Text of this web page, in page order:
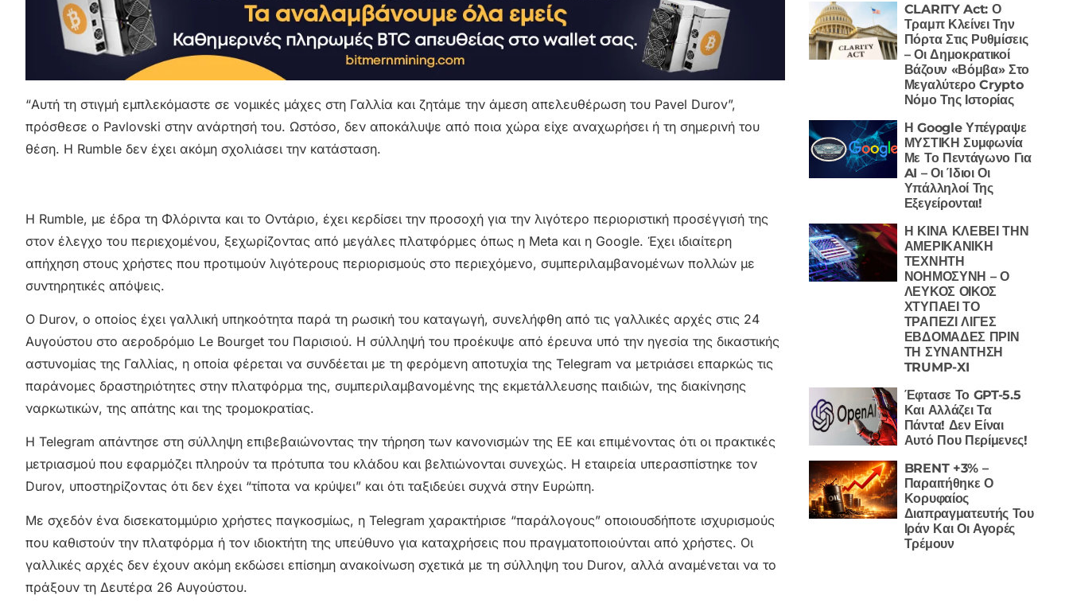
“Αυτή τη στιγμή εμπλεκόμαστε σε νομικές μάχες στη Γαλλία και ζητάμε την άμεση απελευθέρωση του Pavel Durov”,
πρόσθεσε ο Pavlovski στην ανάρτησή του. Ωστόσο, δεν αποκάλυψε από ποια χώρα είχε αναχωρήσει ή τη σημερινή του
θέση. Η Rumble δεν έχει ακόμη σχολιάσει την κατάσταση.
Η Rumble, με έδρα τη Φλόριντα και το Οντάριο, έχει κερδίσει την προσοχή για την λιγότερο περιοριστική προσέγγισή της
στον έλεγχο του περιεχομένου, ξεχωρίζοντας από μεγάλες πλατφόρμες όπως η Meta και η Google. Έχει ιδιαίτερη
απήχηση στους χρήστες που προτιμούν λιγότερους περιορισμούς στο περιεχόμενο, συμπεριλαμβανομένων πολλών με
συντηρητικές απόψεις.
Ο Durov, ο οποίος έχει γαλλική υπηκοότητα παρά τη ρωσική του καταγωγή, συνελήφθη από τις γαλλικές αρχές στις 24
Αυγούστου στο αεροδρόμιο Le Bourget του Παρισιού. Η σύλληψή του προέκυψε από έρευνα υπό την ηγεσία της δικαστικής
αστυνομίας της Γαλλίας, η οποία φέρεται να συνδέεται με τη φερόμενη αποτυχία της Telegram να μετριάσει επαρκώς τις
παράνομες δραστηριότητες στην πλατφόρμα της, συμπεριλαμβανομένης της εκμετάλλευσης παιδιών, της διακίνησης
ναρκωτικών, της απάτης και της τρομοκρατίας.
Η Telegram απάντησε στη σύλληψη επιβεβαιώνοντας την τήρηση των κανονισμών της ΕΕ και επιμένοντας ότι οι πρακτικές
μετριασμού που εφαρμόζει πληρούν τα πρότυπα του κλάδου και βελτιώνονται συνεχώς. Η εταιρεία υπερασπίστηκε τον
Durov, υποστηρίζοντας ότι δεν έχει “τίποτα να κρύψει” και ότι ταξιδεύει συχνά στην Ευρώπη.
Με σχεδόν ένα δισεκατομμύριο χρήστες παγκοσμίως, η Telegram χαρακτήρισε “παράλογους” οποιουσδήποτε ισχυρισμούς
που καθιστούν την πλατφόρμα ή τον ιδιοκτήτη της υπεύθυνο για καταχρήσεις που πραγματοποιούνται από χρήστες. Οι
γαλλικές αρχές δεν έχουν ακόμη εκδώσει επίσημη ανακοίνωση σχετικά με τη σύλληψη του Durov, αλλά αναμένεται να το
πράξουν τη Δευτέρα 26 Αυγούστου.
CLARITY Act: Ο
Τραμπ Κλείνει Την
Πόρτα Στις Ρυθμίσεις
– Οι Δημοκρατικοί
Βάζουν «Βόμβα» Στο
Μεγαλύτερο Crypto
Νόμο Της Ιστορίας
Η Google Υπέγραψε
ΜΥΣΤΙΚΗ Συμφωνία
Με Το Πεντάγωνο Για
AI – Οι Ίδιοι Οι
Υπάλληλοί Της
Εξεγείρονται!
Η ΚΙΝΑ ΚΛΕΒΕΙ ΤΗΝ
ΑΜΕΡΙΚΑΝΙΚΗ
ΤΕΧΝΗΤΗ
ΝΟΗΜΟΣΥΝΗ – Ο
ΛΕΥΚΟΣ ΟΙΚΟΣ
ΧΤΥΠΑΕΙ ΤΟ
ΤΡΑΠΕΖΙ ΛΙΓΕΣ
ΕΒΔΟΜΑΔΕΣ ΠΡΙΝ
ΤΗ ΣΥΝΑΝΤΗΣΗ
TRUMP-XI
Έφτασε Το GPT-5.5
Και Αλλάζει Τα
Πάντα! Δεν Είναι
Αυτό Που Περίμενες!
BRENT +3% –
Παραιτήθηκε Ο
Κορυφαίος
Διαπραγματευτής Του
Ιράν Και Οι Αγορές
Τρέμουν